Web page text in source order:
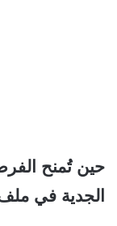
حين تُمنح
الجدية في